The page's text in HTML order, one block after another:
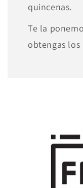
quincenas.
Te la
obtengas